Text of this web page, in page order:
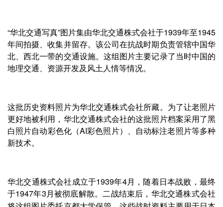
“华北交通写真”图片集由华北交通株式会社于1939年至1945
年间拍摄、收集并留存。该公司在抗战时期负责管辖中国华
北、西北一带的交通设施。这组图片主要记录了当时中国的
地理交通、资源开发及风土人情等情况。
这批历史资料照片为华北交通株式会社所藏。 为了让老照片
更好地被利用， 华北交通株式会社的这批照片档案采用了黑
白照片自动彩色化（AI彩色照片）、自动标注老照片等多种
新技术。
华北交通株式会社成立于1939年4月，随着日本战败，最终
于1947年3月被彻底解散。二战结束后， 华北交通株式会社